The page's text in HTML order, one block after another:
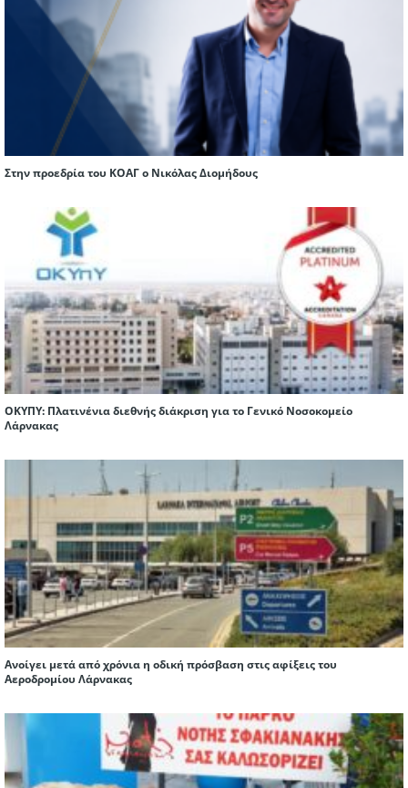
Στην προεδρία του ΚΟΑΓ ο Νικόλας Διομήδους
ΟΚΥΠΥ: Πλατινένια διεθνής διάκριση για το Γενικό Νοσοκομείο
Λάρνακας
Ανοίγει μετά από χρόνια η οδική πρόσβαση στις αφίξεις του
Αεροδρομίου Λάρνακας